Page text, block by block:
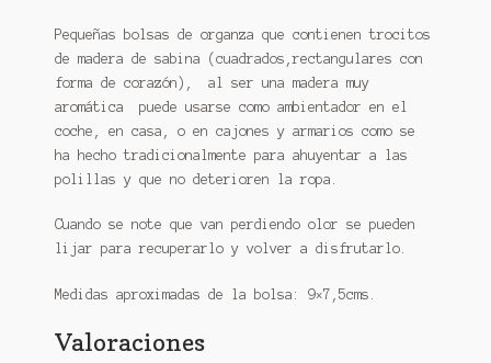
Pequeñas bolsas de organza que contienen trocitos
de madera de sabina (cuadrados,rectangulares con
forma de corazón), al ser una madera muy
aromática puede usarse como ambientador en el
coche, en casa, o en cajones y armarios como se
ha hecho tradicionalmente para ahuyentar a las
polillas y que no deterioren la ropa.
Cuando se note que van perdiendo olor se pueden
lijar para recuperarlo y volver a disfrutarlo.
Medidas aproximadas de la bolsa: 9×7,5cms.
Valoraciones